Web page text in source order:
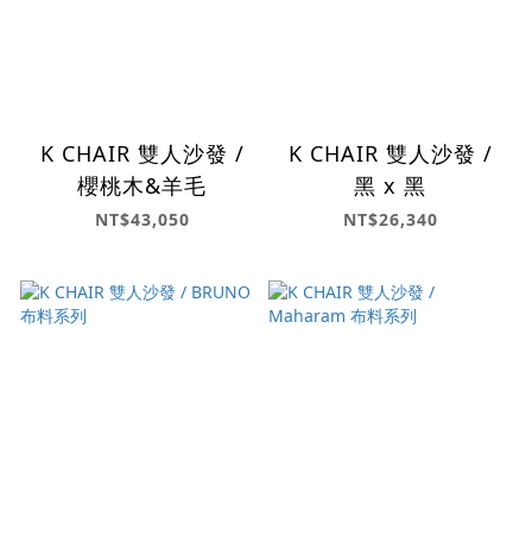
K CHAIR 雙人沙發 /
櫻桃木&羊毛
NT$43,050
K CHAIR 雙人沙發 /
黑 x 黑
NT$26,340